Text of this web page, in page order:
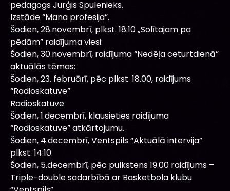
pedagogs Jurģis Spulenieks.
Izstāde “Mana profesija”.
Šodien, 28.novembrī, plkst. 18:10 „Solītajam pa
pēdām” raidījuma viesi:
Šodien, 30.novembrī, raidījuma “Nedēļa ceturtdienā”
aktuālās tēmas:
Šodien, 23. februārī, pēc plkst. 18.00, raidījums
“Radioskatuve”
Radioskatuve
Šodien, 1.decembrī, klausieties raidījuma
“Radioskatuve” atkārtojumu.
Šodien, 4.decembrī, Ventspils “Aktuālā intervija”
plkst. 14:10.
Šodien, 5.decembrī, pēc pulkstens 19.00 raidījums –
Triple-double sadarbībā ar Basketbola klubu